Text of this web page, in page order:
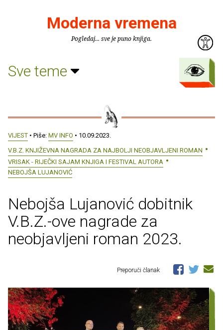
Moderna vremena
Pogledaj... sve je puno knjiga.
Sve teme
VIJEST • Piše: MV INFO • 10.09.2023.
V.B.Z. KNJIŽEVNA NAGRADA ZA NAJBOLJI NEOBJAVLJENI ROMAN
VRISAK - RIJEČKI SAJAM KNJIGA I FESTIVAL AUTORA
NEBOJŠA LUJANOVIĆ
Nebojša Lujanović dobitnik
V.B.Z.-ove nagrade za
neobjavljeni roman 2023.
Preporuči članak